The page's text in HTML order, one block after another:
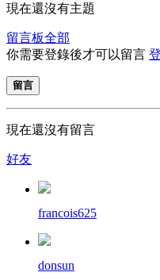
現在還沒有主題
留言板全部
你需要登錄後才可以留言
留言
現在還沒有留言
好友
francois625
donsun